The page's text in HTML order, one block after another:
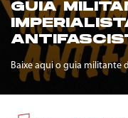
GUIA
Baixe aqui o guia militante